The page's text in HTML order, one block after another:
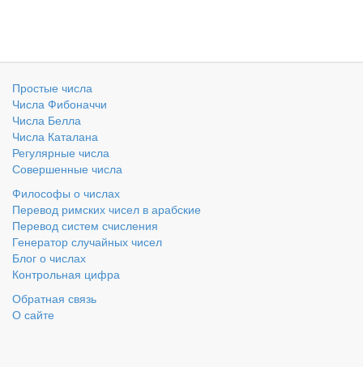
Простые числа
Числа Фибоначчи
Числа Белла
Числа Каталана
Регулярные числа
Совершенные числа
Философы о числах
Перевод римских чисел в арабские
Перевод систем счисления
Генератор случайных чисел
Блог о числах
Контрольная цифра
Обратная связь
О сайте